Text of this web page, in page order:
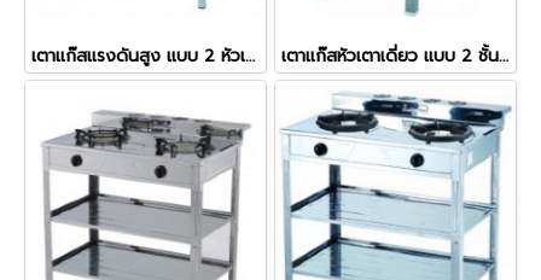
เตาแก๊สแรงดันสูง แบบ 2 หัวเตา KB-5 โครงขาเหล็กคู่ หน้าเตาสแตนเลส ยี่ห้อลัคกี้เฟลม เตาแก๊สหัวเตาเดี่ยว แบบ 2 ชั้น ยี่ห้อลัคกี้เฟลม รุ่น AT-502 สแตนเลสทั้งตัว